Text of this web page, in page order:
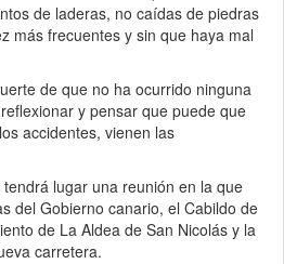
de laderas, no caídas de piedras
más frecuentes y sin que haya mal
de que no ha ocurrido ninguna
y pensar que puede que
accidentes, vienen las
lugar una reunión en la que
del Gobierno canario, el Cabildo de
de La Aldea de San Nicolás y la
carretera.